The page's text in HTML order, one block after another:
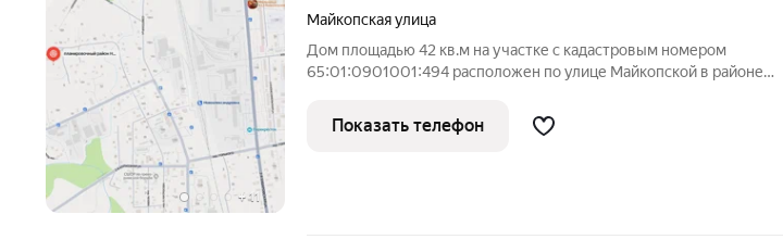
+11
Майкопская улица
Дом площадью 42 кв.м на участке с кадастровым номером
65:01:0901001:494 расположен по улице Майкопской в районе
проживания с весны до зимы, а также может служить временным
жильем на период
Показать телефон